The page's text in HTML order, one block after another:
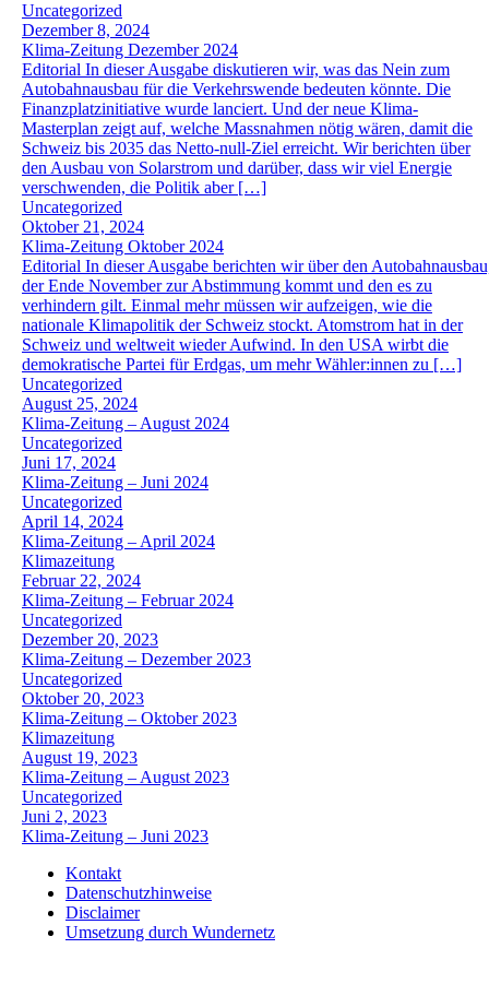
Uncategorized
Dezember 8, 2024
Klima-Zeitung Dezember 2024
Editorial In dieser Ausgabe diskutieren wir, was das Nein zum
Autobahnausbau für die Verkehrswende bedeuten könnte. Die
Finanzplatzinitiative wurde lanciert. Und der neue Klima-
Masterplan zeigt auf, welche Massnahmen nötig wären, damit die
Schweiz bis 2035 das Netto-null-Ziel erreicht. Wir berichten über
den Ausbau von Solarstrom und darüber, dass wir viel Energie
verschwenden, die Politik aber […]
Uncategorized
Oktober 21, 2024
Klima-Zeitung Oktober 2024
Editorial In dieser Ausgabe berichten wir über den
der Ende November zur Abstimmung kommt und den es zu
verhindern gilt. Einmal mehr müssen wir aufzeigen, wie die
nationale Klimapolitik der Schweiz stockt. Atomstrom hat in der
Schweiz und weltweit wieder Aufwind. In den USA wirbt die
demokratische Partei für Erdgas, um mehr Wähler:innen zu […]
Uncategorized
August 25, 2024
Klima-Zeitung – August 2024
Uncategorized
Juni 17, 2024
Klima-Zeitung – Juni 2024
Uncategorized
April 14, 2024
Klima-Zeitung – April 2024
Klimazeitung
Februar 22, 2024
Klima-Zeitung – Februar 2024
Uncategorized
Dezember 20, 2023
Klima-Zeitung – Dezember 2023
Uncategorized
Oktober 20, 2023
Klima-Zeitung – Oktober 2023
Klimazeitung
August 19, 2023
Klima-Zeitung – August 2023
Uncategorized
Juni 2, 2023
Klima-Zeitung – Juni 2023
Kontakt
Datenschutzhinweise
Disclaimer
Umsetzung durch Wundernetz